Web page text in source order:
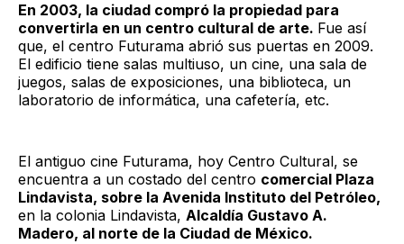
En 2003, la ciudad compró la propiedad para
convertirla en un centro cultural de arte. Fue así
que, el centro Futurama abrió sus puertas en 2009.
El edificio tiene salas multiuso, un cine, una sala de
juegos, salas de exposiciones, una biblioteca, un
laboratorio de informática, una cafetería, etc.
El antiguo cine Futurama, hoy Centro Cultural, se
encuentra a un costado del centro comercial Plaza
Lindavista, sobre la Avenida Instituto del Petróleo,
en la colonia Lindavista, Alcaldía Gustavo A.
Madero, al norte de la Ciudad de México.